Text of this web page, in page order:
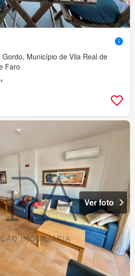
Município de Vila Real de
Faro
Ver foto